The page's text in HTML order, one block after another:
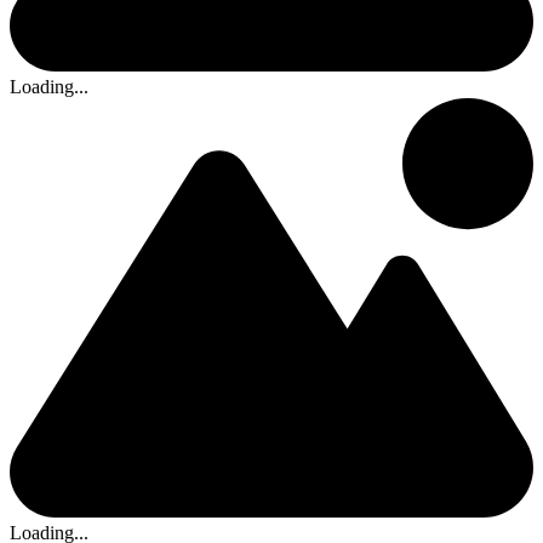
Loading...
Loading...